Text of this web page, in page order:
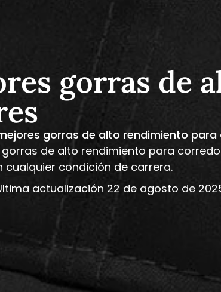
gorras de
gorras de alto rendimiento para
de alto rendimiento para
condición de carrera.
actualización 22 de agosto de